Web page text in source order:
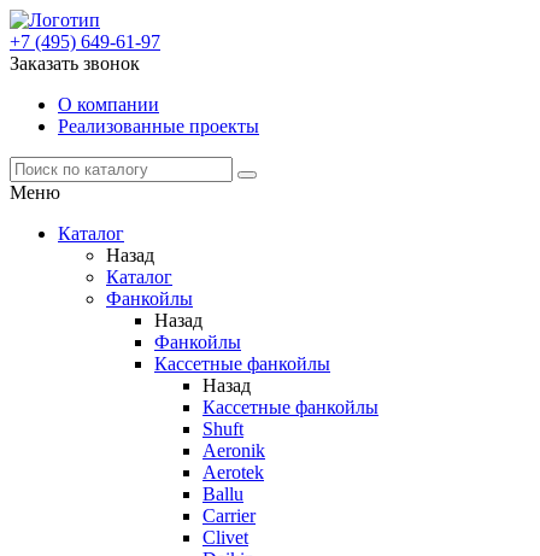
+7 (495) 649-61-97
Заказать звонок
О компании
Реализованные проекты
Меню
Каталог
Назад
Каталог
Фанкойлы
Назад
Фанкойлы
Кассетные фанкойлы
Назад
Кассетные фанкойлы
Shuft
Aeronik
Aerotek
Ballu
Carrier
Clivet